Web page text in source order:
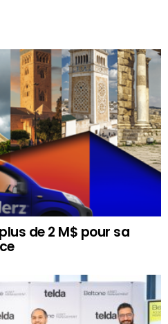
de 2 M$ pour sa